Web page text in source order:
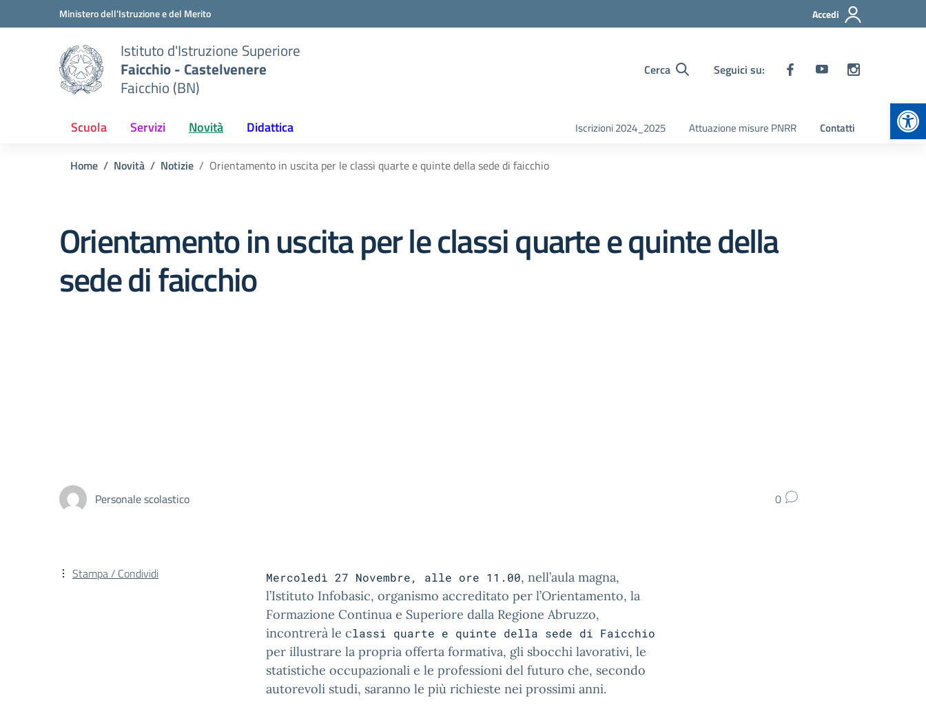
Vai ai contenuti
Vai al menu di navigazioneMinistero dell'Istruzione e del Merito Accedi
Istituto d'Istruzione Superiore
Faicchio - Castelvenere
Faicchio (BN)
Cerca Seguici su:
Scuola Servizi Novità Didattica Iscrizioni 2024_2025 Attuazione misure PNRR Contatti
Home Novità Notizie Orientamento in uscita per le classi quarte e quinte della sede di faicchio
Orientamento in uscita per le classi quarte e quinte della
sede di faicchio
Personale scolastico 0
Mercoledì 27 Novembre, alle ore 11.00, nell’aula magna,
l’Istituto Infobasic, organismo accreditato per l’Orientamento, la
Formazione Continua e Superiore dalla Regione Abruzzo,
incontrerà le classi quarte e quinte della sede di Faicchio
per illustrare la propria offerta formativa, gli sbocchi lavorativi, le
statistiche occupazionali e le professioni del futuro che, secondo
autorevoli studi, saranno le più richieste nei prossimi anni.
Stampa / Condividi